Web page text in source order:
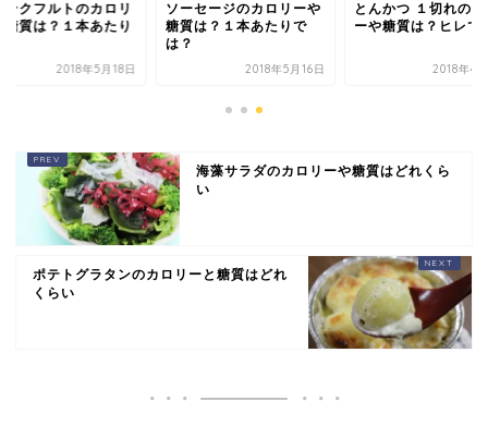
ンクフルトのカロリ
糖質は？１本あたり
2018年5月18日
ソーセージのカロリーや
糖質は？１本あたりで
は？
2018年5月16日
とんかつ １切れの
ーや糖質は？ヒレで
2018年4
海藻サラダのカロリーや糖質はどれくら
い
ポテトグラタンのカロリーと糖質はどれ
くらい